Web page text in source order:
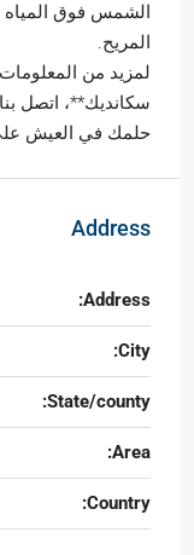
الشمس فوق المياه
المريح.
لمزيد من
سكانديك**، اتصل
حلمك في العيش
Address
Address:
City:
State/county:
Area:
Country: